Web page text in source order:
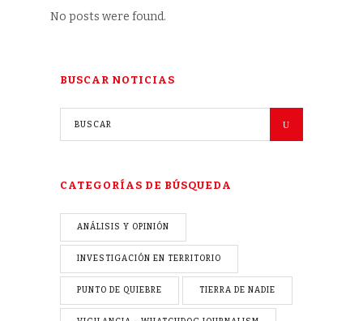
No posts were found.
BUSCAR NOTICIAS
CATEGORÍAS DE BÚSQUEDA
ANÁLISIS Y OPINIÓN
INVESTIGACIÓN EN TERRITORIO
PUNTO DE QUIEBRE TIERRA DE NADIE